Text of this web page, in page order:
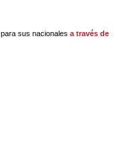
para sus nacionalesa través de